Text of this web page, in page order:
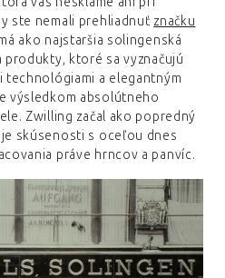
ste nemali prehliadnuť značku
ako najstaršia solingenská
produkty, ktoré sa vyznačujú
a elegantným
výsledkom absolútneho
Zwilling začal ako popredný
skúsenosti s oceľou dnes
práve hrncov a panvíc.